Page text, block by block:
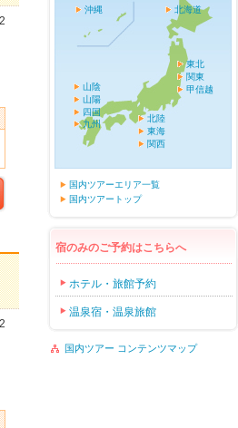
北海道
東北
関東
甲信越
北陸
東海
関西
山陰
山陽
四国
九州
沖縄
国内ツアーエリア一覧
国内ツアートップ
宿のみのご予約はこちらへ
ホテル・旅館予約
温泉宿・温泉旅館
国内ツアー コンテンツマップ